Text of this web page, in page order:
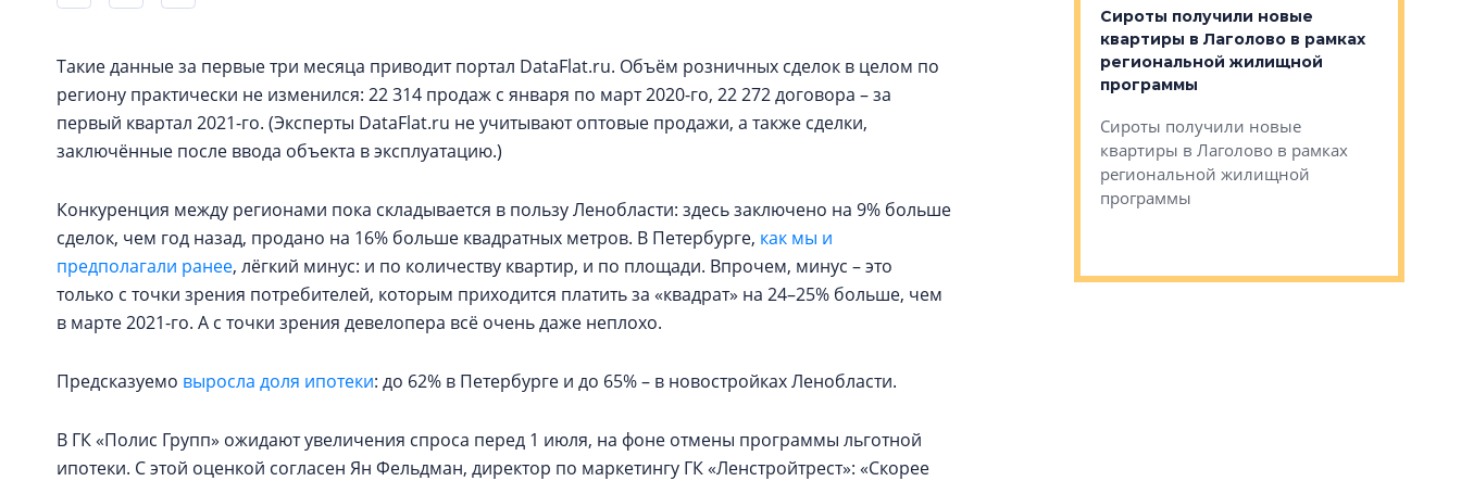
Такие данные за первые три месяца приводит портал DataFlat.ru. Объём розничных сделок в целом по
региону практически не изменился: 22 314 продаж с января по март 2020-го, 22 272 договора – за
первый квартал 2021-го. (Эксперты DataFlat.ru не учитывают оптовые продажи, а также сделки,
заключённые после ввода объекта в эксплуатацию.)
Конкуренция между регионами пока складывается в пользу Ленобласти: здесь заключено на 9% больше
сделок, чем год назад, продано на 16% больше квадратных метров. В Петербурге, как мы и
предполагали ранее, лёгкий минус: и по количеству квартир, и по площади. Впрочем, минус – это
только с точки зрения потребителей, которым приходится платить за «квадрат» на 24–25% больше, чем
в марте 2021-го. А с точки зрения девелопера всё очень даже неплохо.
Предсказуемо выросла доля ипотеки: до 62% в Петербурге и до 65% – в новостройках Ленобласти.
В ГК «Полис Групп» ожидают увеличения спроса перед 1 июля, на фоне отмены программы льготной
ипотеки. С этой оценкой согласен Ян Фельдман, директор по маркетингу ГК «Ленстройтрест»: «Скорее
один центр совмещенного
образования
В Красногвардейском районе
Сироты получили новые
квартиры в Лаголово в рамках
региональной жилищной
программы
Сироты получили новые
квартиры в Лаголово в рамках
региональной жилищной
программы